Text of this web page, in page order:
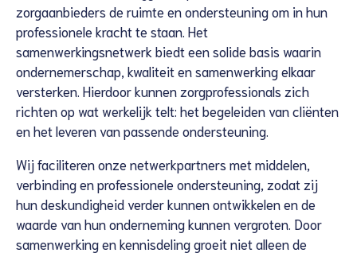
zorgaanbieders de ruimte en ondersteuning om in hun
professionele kracht te staan. Het
samenwerkingsnetwerk biedt een solide basis waarin
ondernemerschap, kwaliteit en samenwerking elkaar
versterken. Hierdoor kunnen zorgprofessionals zich
richten op wat werkelijk telt: het begeleiden van cliënten
en het leveren van passende ondersteuning.
Wij faciliteren onze netwerkpartners met middelen,
verbinding en professionele ondersteuning, zodat zij
hun deskundigheid verder kunnen ontwikkelen en de
waarde van hun onderneming kunnen vergroten. Door
samenwerking en kennisdeling groeit niet alleen de